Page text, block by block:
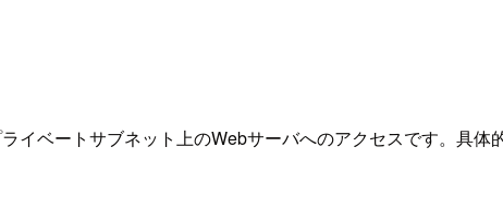
イベートサブネット上のWebサーバへのアクセスです。具